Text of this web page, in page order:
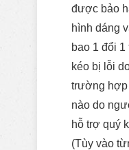
được bảo
hình dáng
bao 1 đổi 1
kéo bị lỗi
trường hợp
nào do
hỗ trợ quý
(Tùy vào